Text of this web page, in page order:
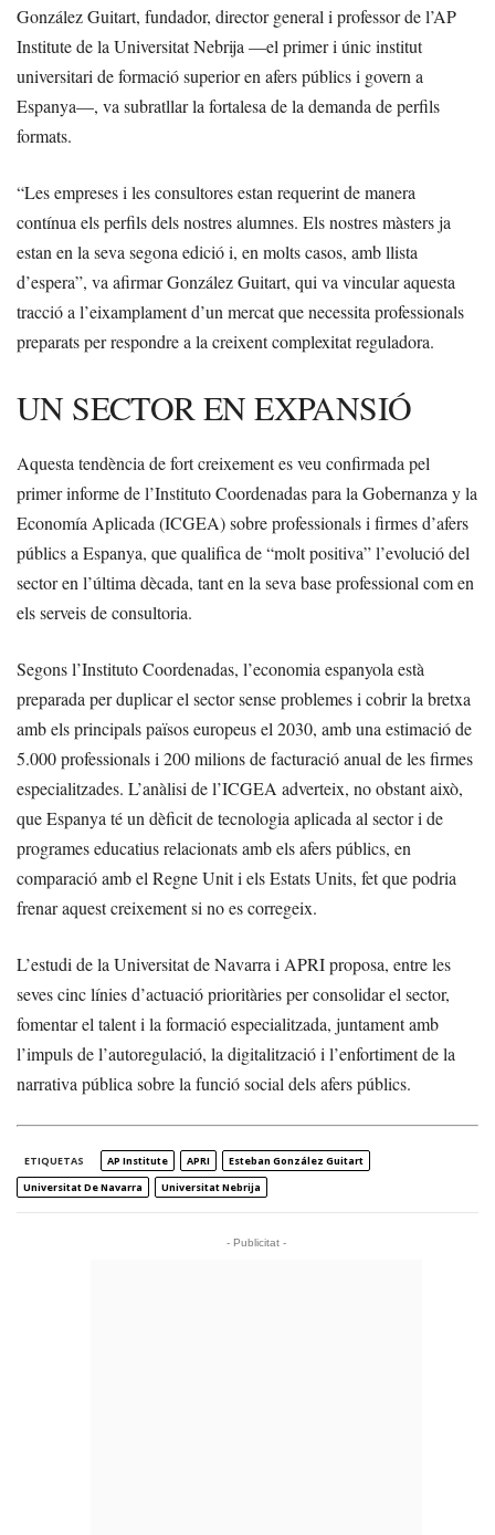
González Guitart, fundador, director general i professor de l’AP
Institute de la Universitat Nebrija —el primer i únic institut
universitari de formació superior en afers públics i govern a
Espanya—, va subratllar la fortalesa de la demanda de perfils
formats.
“Les empreses i les consultores estan requerint de manera
contínua els perfils dels nostres alumnes. Els nostres màsters ja
estan en la seva segona edició i, en molts casos, amb llista
d’espera”, va afirmar González Guitart, qui va vincular aquesta
tracció a l’eixamplament d’un mercat que necessita professionals
preparats per respondre a la creixent complexitat reguladora.
UN SECTOR EN EXPANSIÓ
Aquesta tendència de fort creixement es veu confirmada pel
primer informe de l’Instituto Coordenadas para la Gobernanza y la
Economía Aplicada (ICGEA) sobre professionals i firmes d’afers
públics a Espanya, que qualifica de “molt positiva” l’evolució del
sector en l’última dècada, tant en la seva base professional com en
els serveis de consultoria.
Segons l’Instituto Coordenadas, l’economia espanyola està
preparada per duplicar el sector sense problemes i cobrir la bretxa
amb els principals països europeus el 2030, amb una estimació de
5.000 professionals i 200 milions de facturació anual de les firmes
especialitzades. L’anàlisi de l’ICGEA adverteix, no obstant això,
que Espanya té un dèficit de tecnologia aplicada al sector i de
programes educatius relacionats amb els afers públics, en
comparació amb el Regne Unit i els Estats Units, fet que podria
frenar aquest creixement si no es corregeix.
L’estudi de la Universitat de Navarra i APRI proposa, entre les
seves cinc línies d’actuació prioritàries per consolidar el sector,
fomentar el talent i la formació especialitzada, juntament amb
l’impuls de l’autoregulació, la digitalització i l’enfortiment de la
narrativa pública sobre la funció social dels afers públics.
ETIQUETAS AP Institute APRI
Esteban González Guitart
Universitat De Navarra
Universitat Nebrija
- Publicitat -